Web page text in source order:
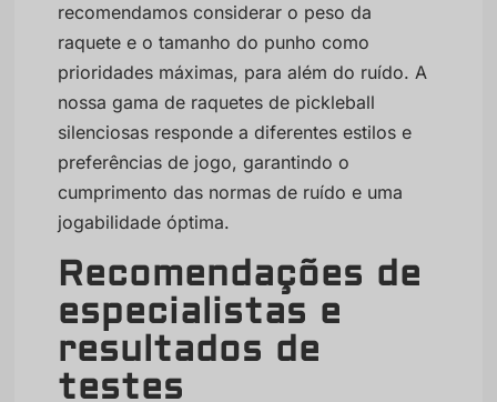
recomendamos considerar o peso da
raquete e o tamanho do punho como
prioridades máximas, para além do ruído. A
nossa gama de raquetes de pickleball
silenciosas responde a diferentes estilos e
preferências de jogo, garantindo o
cumprimento das normas de ruído e uma
jogabilidade óptima.
Recomendações de
especialistas e
resultados de
testes